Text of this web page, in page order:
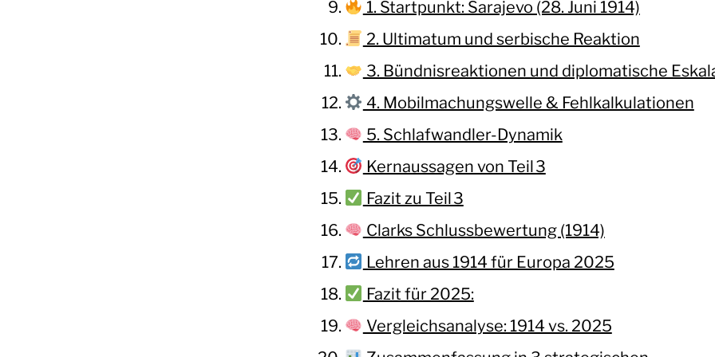
1. Startpunkt: Sarajevo (28. Juni 1914)
2. Ultimatum und serbische Reaktion
3. Bündnisreaktionen und diplomatische
4. Mobilmachungswelle & Fehlkalkulationen
5. Schlafwandler-Dynamik
Kernaussagen von Teil 3
Fazit zu Teil 3
Clarks Schlussbewertung (1914)
Lehren aus 1914 für Europa 2025
Fazit für 2025:
Vergleichsanalyse: 1914 vs. 2025